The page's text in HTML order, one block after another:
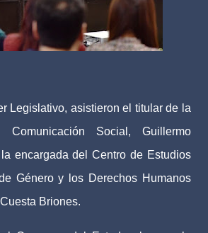
Legislativo, asistieron el titular de la
Comunicación Social, Guillermo
encargada del Centro de Estudios
Género y los Derechos Humanos
Briones.